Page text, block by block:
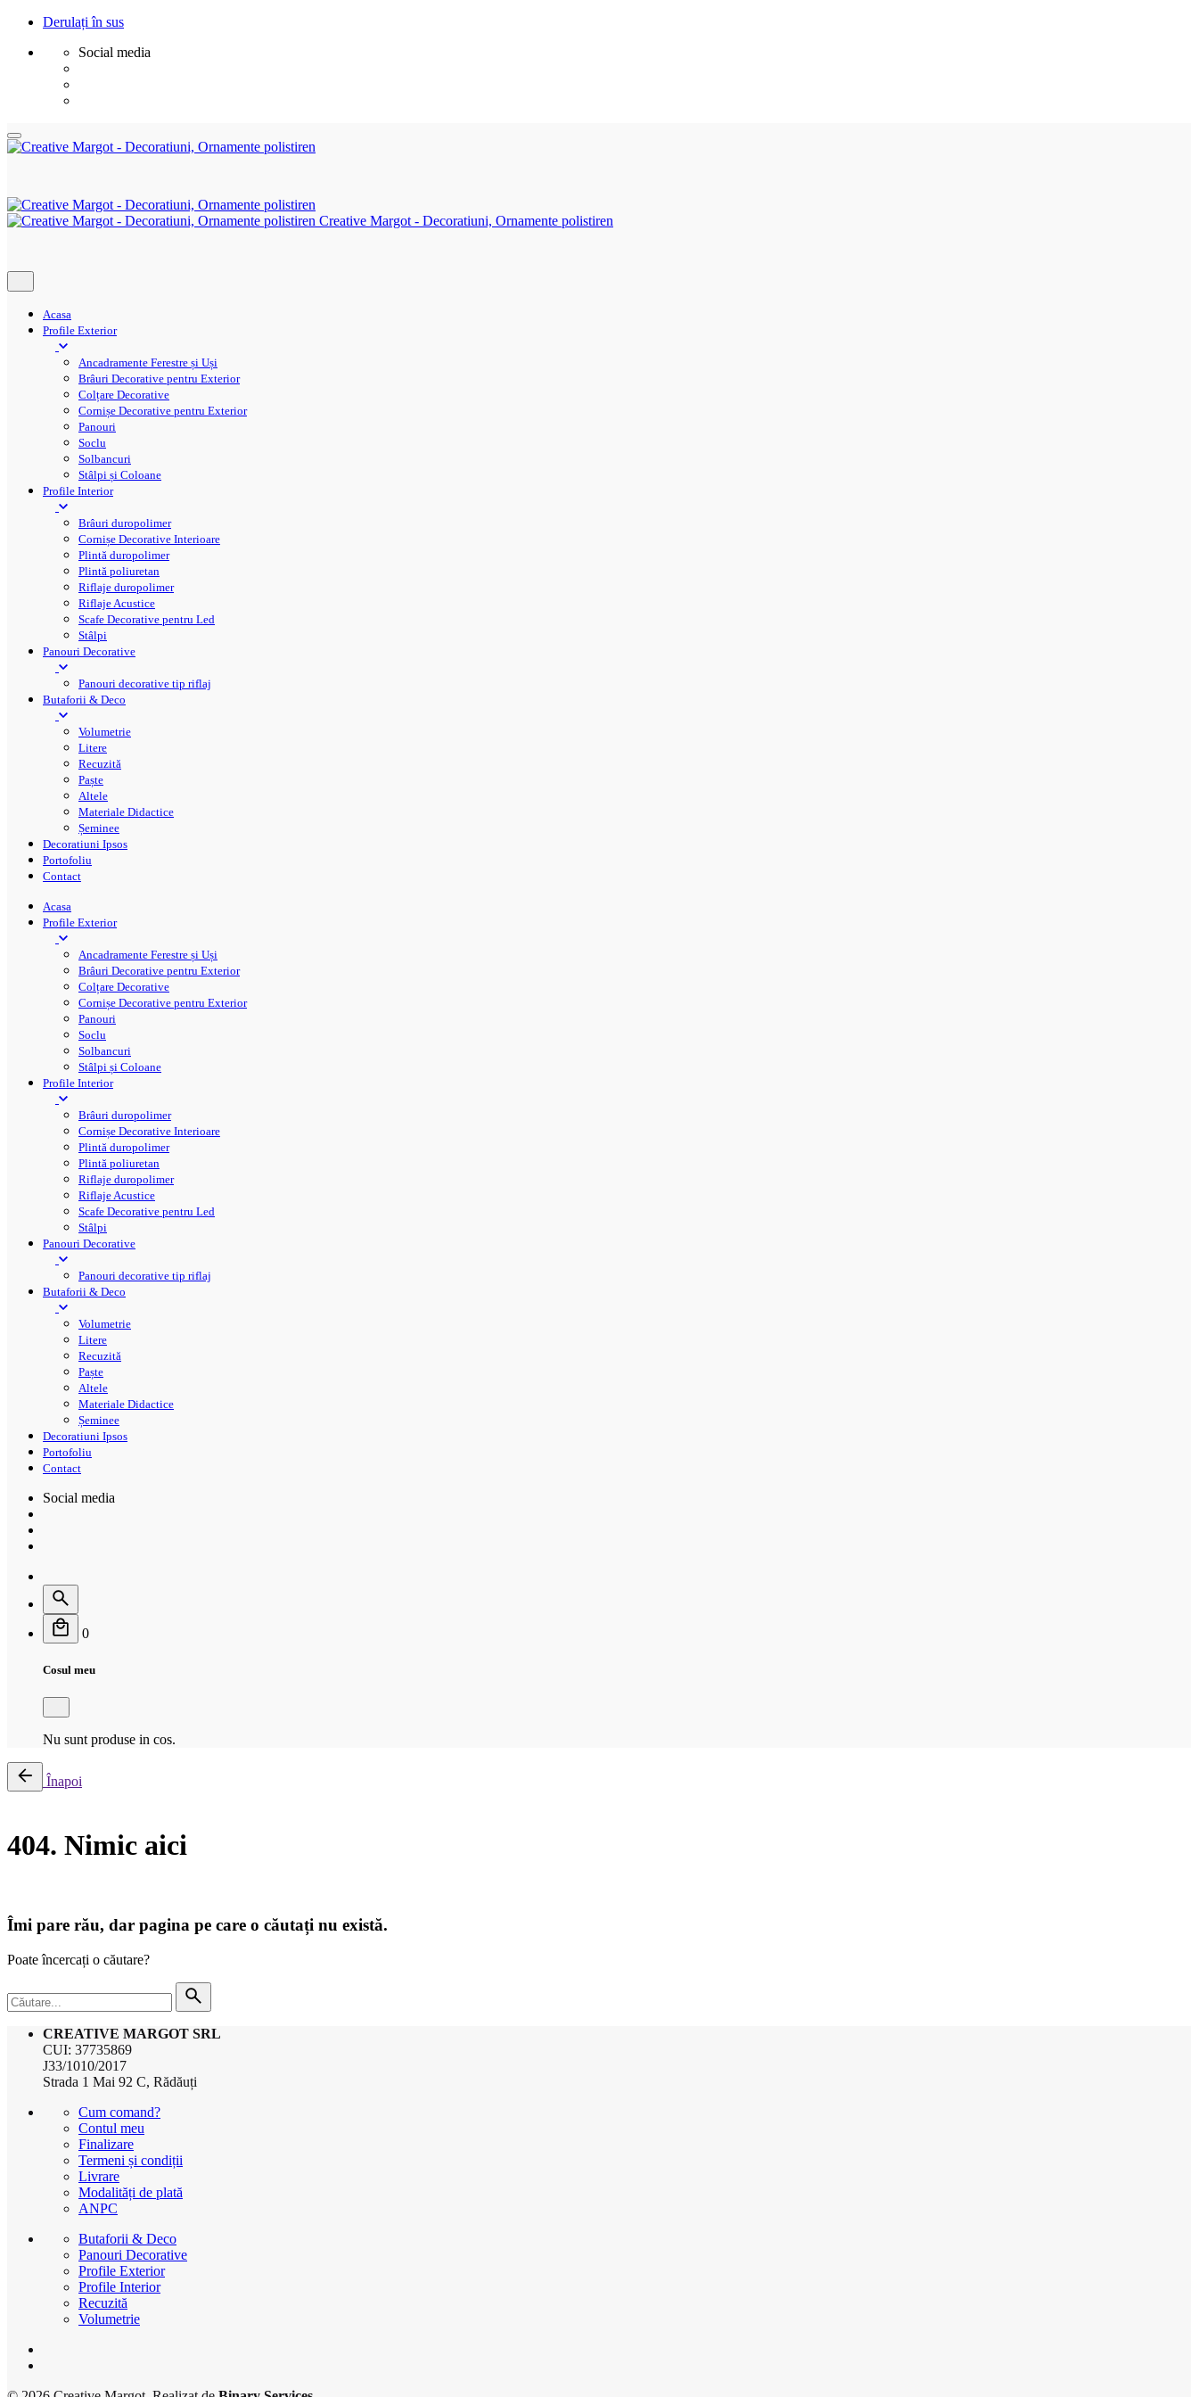
Derulați în sus
Social media
Sări
la
Creative Margot - Decoratiuni, Ornamente polistiren
Acasa
Profile Exterior
Ancadramente Ferestre și Uși
Brâuri Decorative pentru Exterior
Colțare Decorative
Cornișe Decorative pentru Exterior
Panouri
Soclu
Solbancuri
Stâlpi și Coloane
Profile Interior
Brâuri duropolimer
Cornișe Decorative Interioare
Plintă duropolimer
Plintă poliuretan
Riflaje duropolimer
Riflaje Acustice
Scafe Decorative pentru Led
Stâlpi
Panouri Decorative
Panouri decorative tip riflaj
Butaforii & Deco
Volumetrie
Litere
Recuzită
Paște
Altele
Materiale Didactice
Șeminee
Decoratiuni Ipsos
Portofoliu
Contact
Acasa
Profile Exterior
Ancadramente Ferestre și Uși
Brâuri Decorative pentru Exterior
Colțare Decorative
Cornișe Decorative pentru Exterior
Panouri
Soclu
Solbancuri
Stâlpi și Coloane
Profile Interior
Brâuri duropolimer
Cornișe Decorative Interioare
Plintă duropolimer
Plintă poliuretan
Riflaje duropolimer
Riflaje Acustice
Scafe Decorative pentru Led
Stâlpi
Panouri Decorative
Panouri decorative tip riflaj
Butaforii & Deco
Volumetrie
Litere
Recuzită
Paște
Altele
Materiale Didactice
Șeminee
Decoratiuni Ipsos
Portofoliu
Contact
Social media
0
Cosul meu
Nu sunt produse in cos.
Înapoi
404. Nimic aici
Îmi pare rău, dar pagina pe care o căutați nu există.
Poate încercați o căutare?
pentru
CREATIVE MARGOT SRL
CUI: 37735869
J33/1010/2017
Strada 1 Mai 92 C, Rădăuți
Cum comand?
Contul meu
Finalizare
Termeni și condiții
Livrare
Modalități de plată
ANPC
Butaforii & Deco
Panouri Decorative
Profile Exterior
Profile Interior
Recuzită
Volumetrie